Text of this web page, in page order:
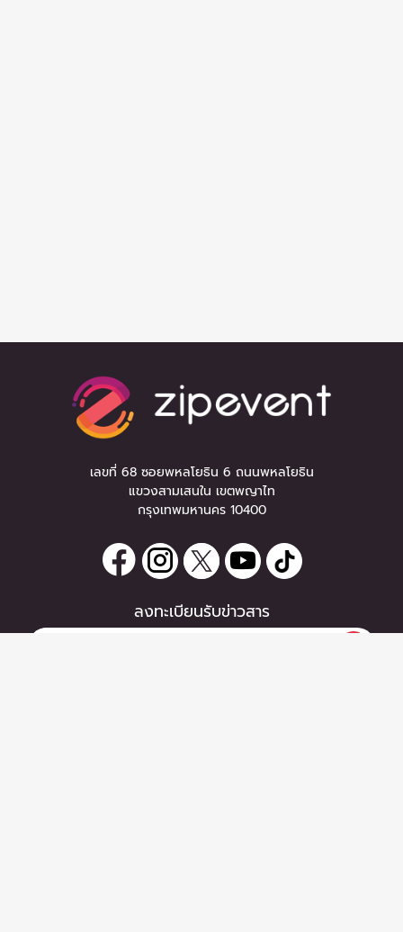
เลขที่ 68 ซอยพหลโยธิน 6 ถนนพหลโยธิน
แขวงสามเสนใน เขตพญาไท
กรุงเทพมหานคร 10400
ลงทะเบียนรับข่าวสาร